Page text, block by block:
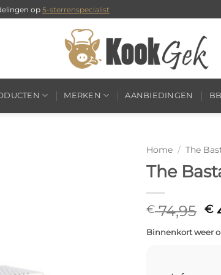
op 5-sterrenspecialist
MERKEN AANBIEDINGEN
Home / The
The
€74,95 €
Binnenkort weer